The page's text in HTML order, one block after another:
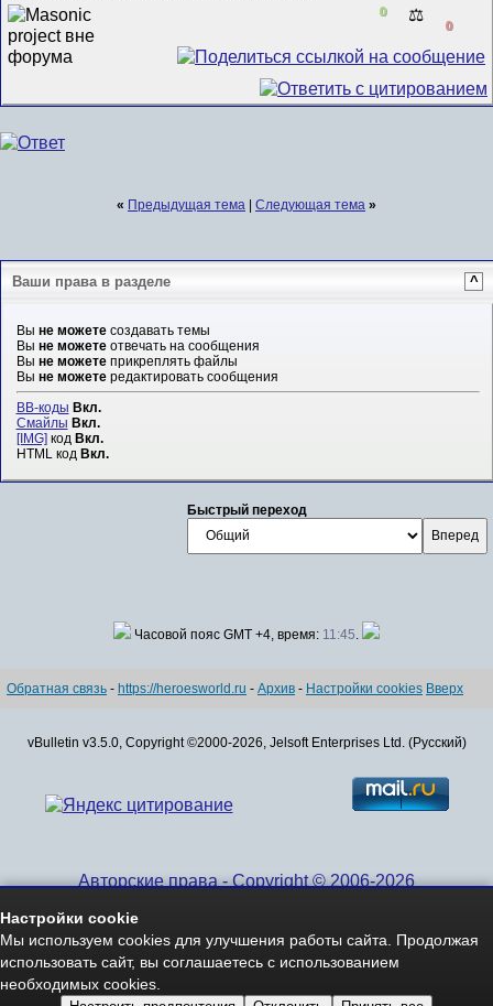
0 ⚖️
0
« Предыдущая тема Следующая тема »
Ваши права в разделе ^
Вы не можетесоздавать темы
Вы не можетеотвечать на сообщения
Вы не можетеприкреплять файлы
Вы не можетередактировать сообщения
BB-коды Вкл.
Смайлы Вкл.
[IMG]код Вкл.
HTML код Вкл.
Быстрый переход
Часовой пояс GMT +4, время: 11:45.
Обратная связь - https://heroesworld.ru - Архив - Настройки cookies Вверх
vBulletin v3.5.0, Copyright ©2000-2026, Jelsoft Enterprises Ltd. (Русский)
Авторские права - Copyright © 2006-2026
Настройки cookie
Мы используем cookies для улучшения работы сайта. Продолжая
использовать сайт, вы соглашаетесь с использованием
необходимых cookies.